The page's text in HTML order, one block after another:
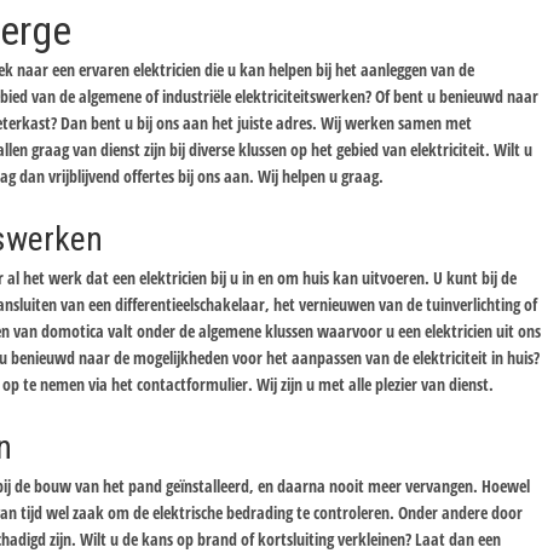
naar een ervaren elektricien die u kan helpen bij het aanleggen van de
van de algemene of industriële elektriciteitswerken? Of bent u benieuwd naar
Dan bent u bij ons aan het juiste adres. Wij werken samen met
graag van dienst zijn bij diverse klussen op het gebied van elektriciteit. Wilt u
dan vrijblijvend offertes bij ons aan. Wij helpen u graag.
het werk dat een elektricien bij u in en om huis kan uitvoeren. U kunt bij de
van een differentieelschakelaar, het vernieuwen van de tuinverlichting of
van domotica valt onder de algemene klussen waarvoor u een elektricien uit ons
naar de mogelijkheden voor het aanpassen van de elektriciteit in huis?
te nemen via het contactformulier. Wij zijn u met alle plezier van dienst.
de bouw van het pand geïnstalleerd, en daarna nooit meer vervangen. Hoewel
tijd wel zaak om de elektrische bedrading te controleren. Onder andere door
zijn. Wilt u de kans op brand of kortsluiting verkleinen? Laat dan een